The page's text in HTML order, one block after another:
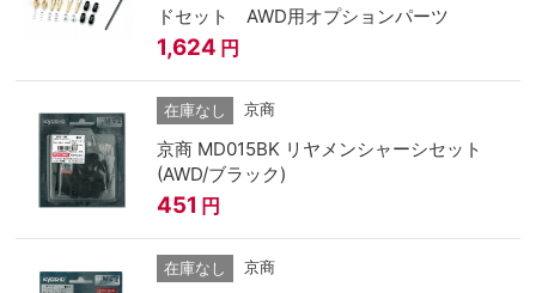
ドセット AWD用オプションパーツ
1,624 円
在庫なし 京商
京商 MD015BK リヤメンシャーシセット
(AWD/ブラック)
451 円
在庫なし 京商